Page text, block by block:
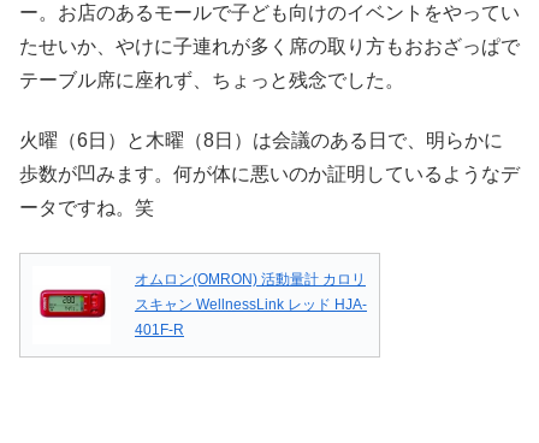
ー。お店のあるモールで子ども向けのイベントをやってい
たせいか、やけに子連れが多く席の取り方もおおざっぱで
テーブル席に座れず、ちょっと残念でした。
火曜（6日）と木曜（8日）は会議のある日で、明らかに
歩数が凹みます。何が体に悪いのか証明しているようなデ
ータですね。笑
オムロン(OMRON) 活動量計 カロリ
スキャン WellnessLink レッド HJA-
401F-R